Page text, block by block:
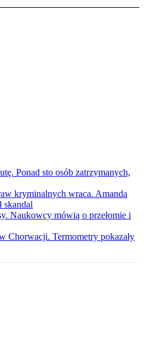
Ponad sto osób zatrzymanych,
kryminalnych wraca. Amanda
skandal
Naukowcy mówią o przełomie i
Chorwacji. Termometry pokazały